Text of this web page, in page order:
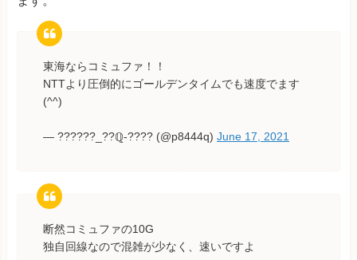
東海ならコミュファ！！
NTTより圧倒的にゴールデンタイムでも速度でます
(^^)
— ??????_??ℚ-???? (@p8444q) June 17, 2021
断然コミュファの10G
独自回線なので混雑が少なく、速いですよ